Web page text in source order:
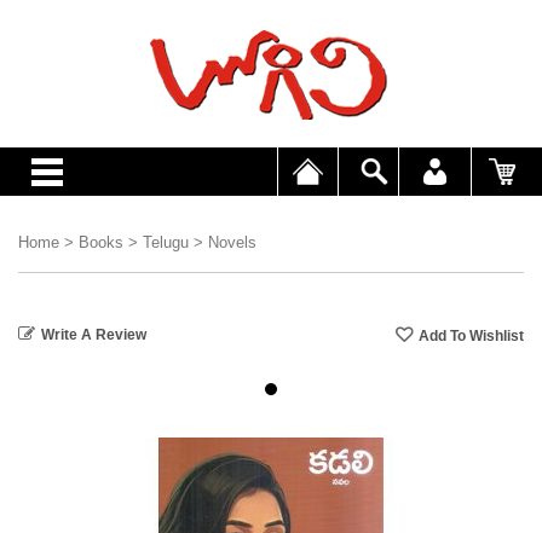
Home > Books > Telugu > Novels
Write A Review